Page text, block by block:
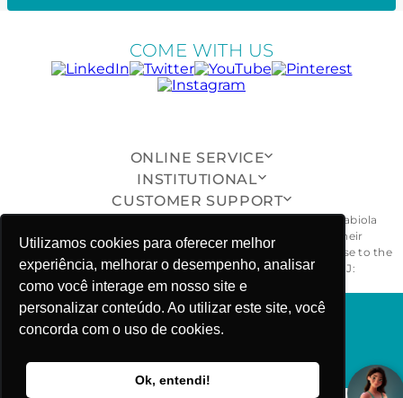
Utilizamos cookies para oferecer melhor
experiência, melhorar o desempenho, analisar
como você interage em nosso site e
personalizar conteúdo. Ao utilizar este site, você
concorda com o uso de cookies.
Ok, entendi!
COME WITH US
ONLINE SERVICE
INSTITUTIONAL
CUSTOMER SUPPORT
All pieces, models, drawings, designs and shapes of the Fabiola
Molina® brand are exclusive and duly protected, and their
unauthorized reproduction, imitation or copying will give rise to the
civil and criminal penalties provided for by law. - CNPJ:
26.968.029/0001-55
FABIOLA MOLINA ©COPYRIGHT 2025